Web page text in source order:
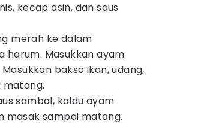
kecap asin, dan saus
merah ke dalam
harum. Masukkan ayam
bakso ikan, udang,
matang.
sambal, kaldu ayam
masak sampai matang.